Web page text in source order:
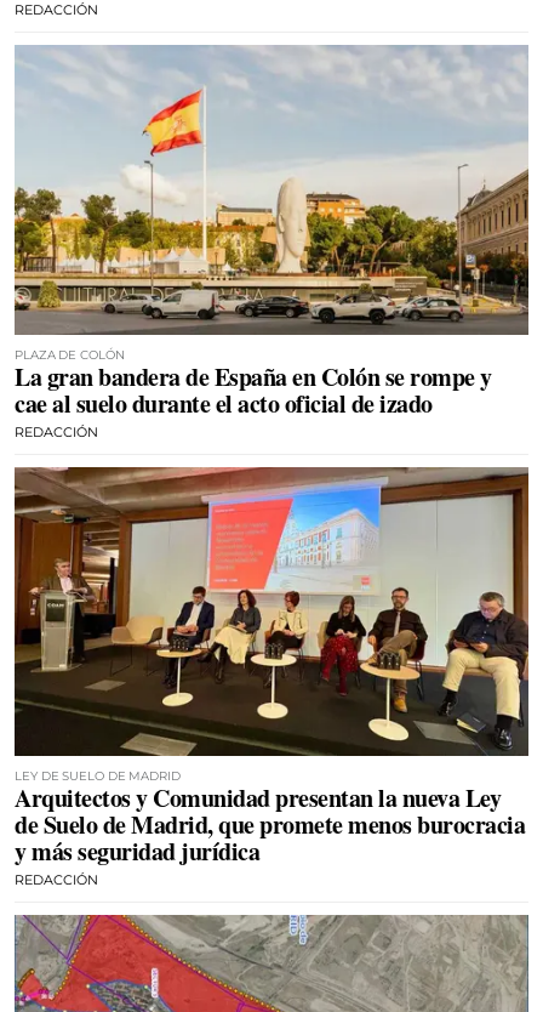
REDACCIÓN
PLAZA DE COLÓN
La gran bandera de España en Colón se rompe y
cae al suelo durante el acto oficial de izado
REDACCIÓN
LEY DE SUELO DE MADRID
Arquitectos y Comunidad presentan la nueva Ley
de Suelo de Madrid, que promete menos burocracia
y más seguridad jurídica
REDACCIÓN